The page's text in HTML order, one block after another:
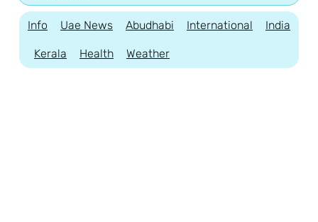
Info Uae News Abudhabi International India
Kerala Health Weather